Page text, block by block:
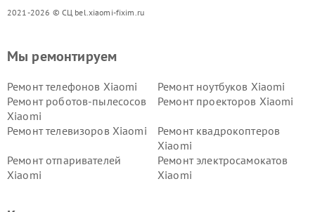
2021-2026 © СЦ bel.xiaomi-fixim.ru
Мы ремонтируем
Ремонт телефонов Xiaomi
Ремонт ноутбуков Xiaomi
Ремонт роботов-пылесосов
Xiaomi
Ремонт проекторов Xiaomi
Ремонт телевизоров Xiaomi
Ремонт квадрокоптеров
Xiaomi
Ремонт отпаривателей
Xiaomi
Ремонт электросамокатов
Xiaomi